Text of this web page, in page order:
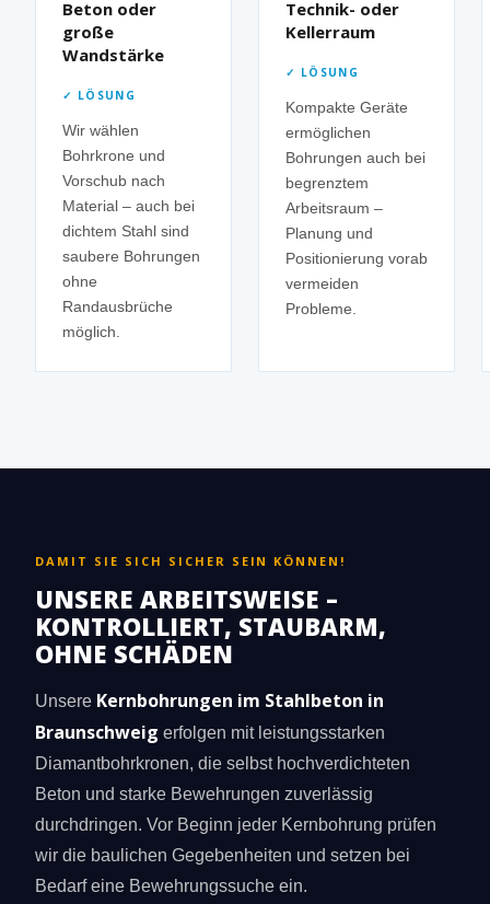
Beton oder
große
Wandstärke
✓ LÖSUNG
Wir wählen
Bohrkrone und
Vorschub nach
Material – auch bei
dichtem Stahl sind
saubere Bohrungen
ohne
Randausbrüche
möglich.
Technik- oder
Kellerraum
✓ LÖSUNG
Kompakte Geräte
ermöglichen
Bohrungen auch bei
begrenztem
Arbeitsraum –
Planung und
Positionierung vorab
vermeiden
Probleme.
DAMIT SIE SICH SICHER SEIN KÖNNEN!
UNSERE ARBEITSWEISE –
KONTROLLIERT, STAUBARM,
OHNE SCHÄDEN
Unsere Kernbohrungen im Stahlbeton in
Braunschweig erfolgen mit leistungsstarken
Diamantbohrkronen, die selbst hochverdichteten
Beton und starke Bewehrungen zuverlässig
durchdringen. Vor Beginn jeder Kernbohrung prüfen
wir die baulichen Gegebenheiten und setzen bei
Bedarf eine Bewehrungssuche ein.